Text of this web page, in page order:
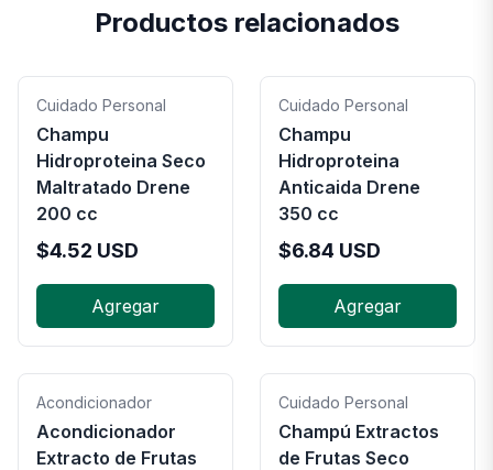
Productos relacionados
Cuidado Personal
Champu
Hidroproteina Seco
Maltratado Drene
200 cc
$4.52 USD
Agregar
Cuidado Personal
Champu
Hidroproteina
Anticaida Drene
350 cc
$6.84 USD
Agregar
Acondicionador
Acondicionador
Extracto de Frutas
Cuidado Personal
Champú Extractos
de Frutas Seco